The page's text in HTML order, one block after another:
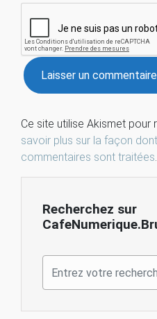
Ce site utilise Akismet pour
savoir plus sur la façon
commentaires sont traitées.
Recherchez sur